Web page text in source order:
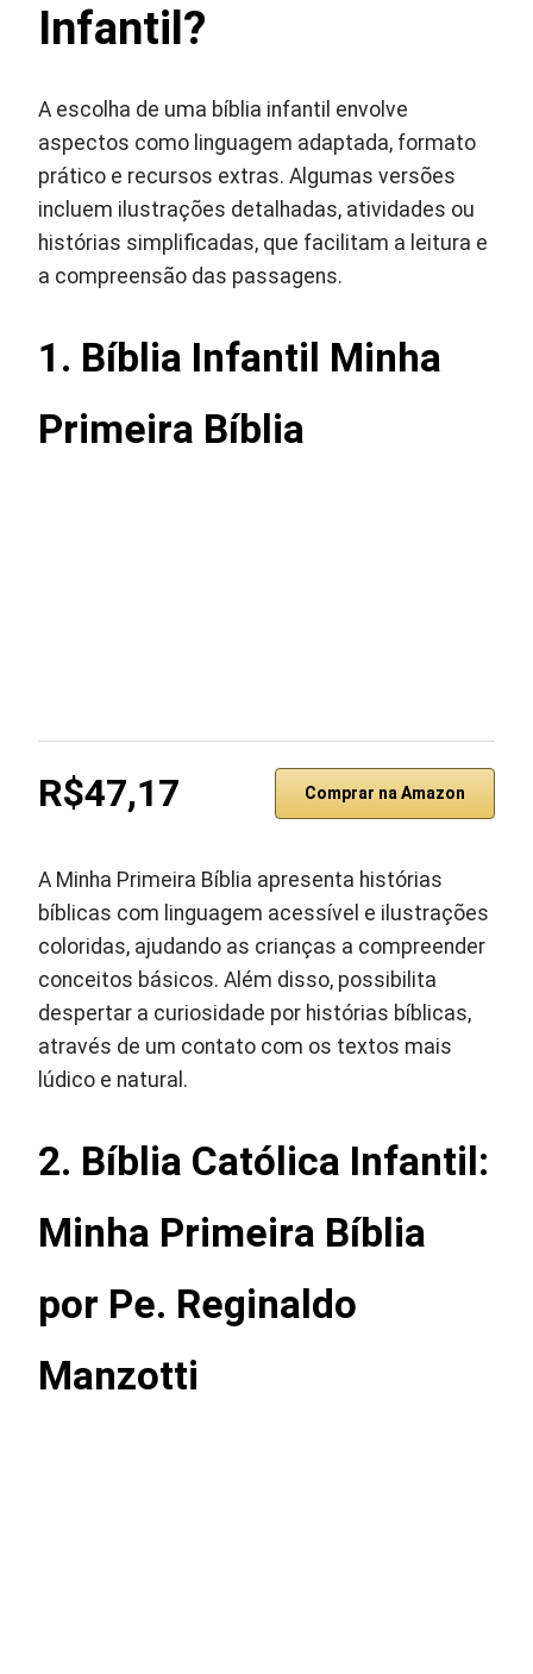
Infantil?
A escolha de uma bíblia infantil envolve
aspectos como linguagem adaptada, formato
prático e recursos extras. Algumas versões
incluem ilustrações detalhadas, atividades ou
histórias simplificadas, que facilitam a leitura e
a compreensão das passagens.
1. Bíblia Infantil Minha
Primeira Bíblia
R$47,17 Comprar na Amazon
A Minha Primeira Bíblia apresenta histórias
bíblicas com linguagem acessível e ilustrações
coloridas, ajudando as crianças a compreender
conceitos básicos. Além disso, possibilita
despertar a curiosidade por histórias bíblicas,
através de um contato com os textos mais
lúdico e natural.
2. Bíblia Católica Infantil:
Minha Primeira Bíblia
por Pe. Reginaldo
Manzotti